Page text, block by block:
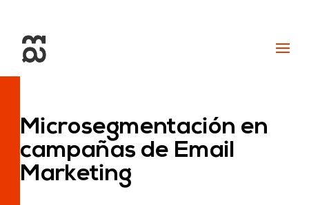
Microsegmentación en
campañas de Email
Marketing